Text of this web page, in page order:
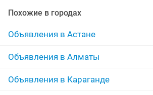
Похожие в городах
Объявления в Астане
Объявления в Алматы
Объявления в Караганде